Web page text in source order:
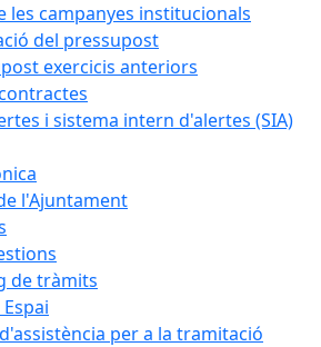
les campanyes institucionals
del pressupost
exercicis anteriors
i sistema intern d'alertes (SIA)
l'Ajuntament
de tràmits
per a la tramitació